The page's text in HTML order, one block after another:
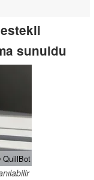
sunuldu